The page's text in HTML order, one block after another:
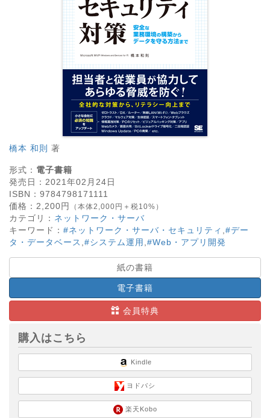
橋本 和則 著
形式： 電子書籍
発売日： 2021年02月24日
ISBN： 9784798171111
価格： 2,200円 （本体2,000円＋税10%）
カテゴリ： ネットワーク・サーバ
キーワード： #ネットワーク・サーバ・セキュリティ #デー
タ・データベース #システム運用 #Web・アプリ開発
紙の書籍
電子書籍
会員特典
購入はこちら
Kindle
ヨドバシ
楽天Kobo